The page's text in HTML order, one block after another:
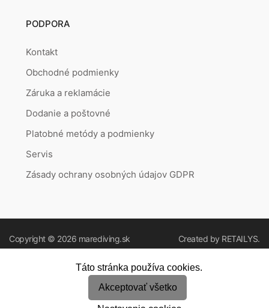
PODPORA
Kontakt
Obchodné podmienky
Záruka a reklamácie
Dodanie a poštovné
Platobné metódy a podmienky
Servis
Zásady ochrany osobných údajov GDPR
Copyright © 2026 marediving.sk Created by RETAILYS.
Táto stránka používa cookies.
Akceptovať všetko